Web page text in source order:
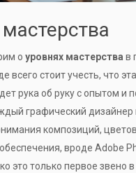
о уровнях мастерства в
всего стоит учесть, что
рука об руку с опытом и
графический дизайнер
композиций,
вроде Adobe
это только первое звено